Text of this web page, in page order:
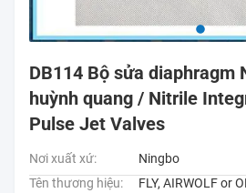
DB114 Bộ sửa diaphragm
huỳnh quang / Nitrile
Pulse Jet Valves
Nơi xuất xứ:
Ningbo
Tên thương hiệu:
FLY, AIRWOLF or